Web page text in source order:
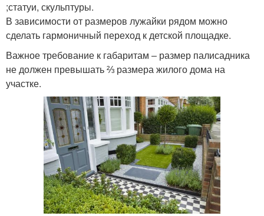
;статуи, скульптуры.
В зависимости от размеров лужайки рядом можно
сделать гармоничный переход к детской площадке.
Важное требование к габаритам ‒ размер палисадника
не должен превышать ⅔ размера жилого дома на
участке.